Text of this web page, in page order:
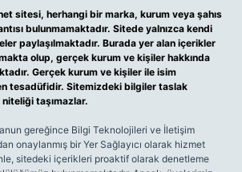
sitesi, herhangi bir marka, kurum veya şahıs
bulunmamaktadır. Sitede yalnızca kendi
paylaşılmaktadır. Burada yer alan içerikler
olup, gerçek kurum ve kişiler hakkında
Gerçek kurum ve kişiler ile isim
tesadüfidir. Sitemizdeki bilgiler taslak
taşımazlar.
gereğince Bilgi Teknolojileri ve İletişim
onaylanmış bir Yer Sağlayıcı olarak hizmet
sitedeki içerikleri proaktif olarak denetleme